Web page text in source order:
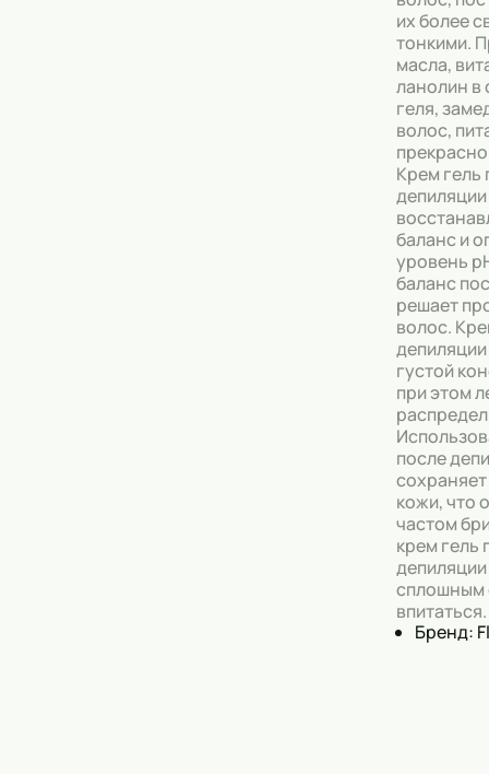
их более
тонкими.
масла,
ланолин в
геля,
волос,
Крем гель
депиляции
баланс и
уровень
баланс
решает
волос.
густой
при этом
после
кожи, что
частом
крем гель
сплошным
впитаться.
Бренд: